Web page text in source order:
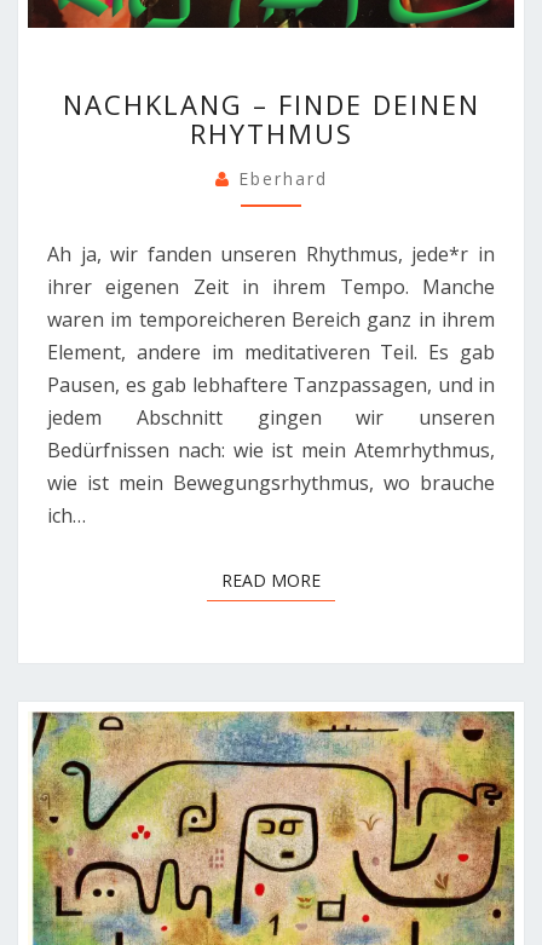
–
FINDE
RHYTHMUS
NACHKLANG – FINDE DEINEN
RHYTHMUS
Eberhard
Ah ja, wir fanden unseren Rhythmus, jede*r in
ihrer eigenen Zeit in ihrem Tempo. Manche
waren im temporeicheren Bereich ganz in ihrem
Element, andere im meditativeren Teil. Es gab
Pausen, es gab lebhaftere Tanzpassagen, und in
jedem Abschnitt gingen wir unseren
Bedürfnissen nach: wie ist mein Atemrhythmus,
wie ist mein Bewegungsrhythmus, wo brauche
ich…
READ MOREREAD MORE